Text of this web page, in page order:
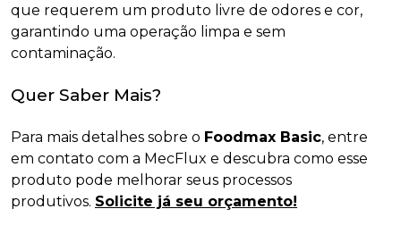
que requerem um produto livre de odores e cor,
garantindo uma operação limpa e sem
contaminação.
Quer Saber Mais?
Para mais detalhes sobre o Foodmax Basic, entre
em contato com a MecFlux e descubra como esse
produto pode melhorar seus processos
produtivos. Solicite já seu orçamento!